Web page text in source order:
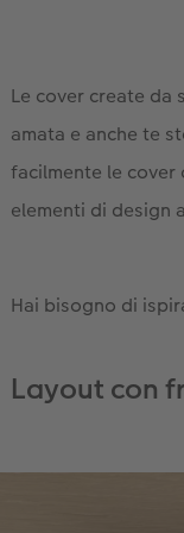
Le cover create da
amata e anche te
facilmente le
elementi di design
Hai bisogno di
Layout con